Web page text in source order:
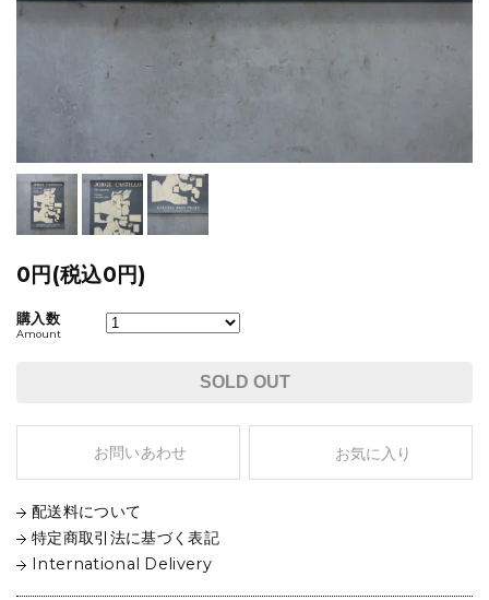
0円(税込0円)
購入数
Amount
SOLD OUT
お問いあわせ お気に入り
配送料について
特定商取引法に基づく表記
International Delivery